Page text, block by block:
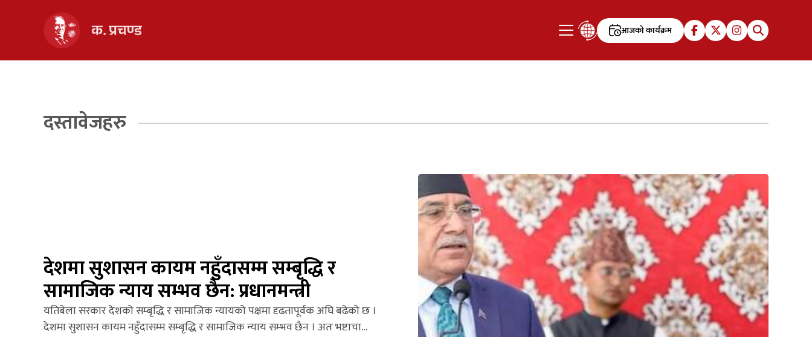
आजको कार्यक्रम
दस्तावेजहरु
देशमा सुशासन कायम नहुँदासम्म सम्बृद्धि र
सामाजिक न्याय सम्भव छैन: प्रधानमन्त्री
यतिबेला सरकार देशको सम्बृद्धि र सामाजिक न्यायको पक्षमा दृढतापूर्वक अघि बढेको छ ।
देशमा सुशासन कायम नहुँदासम्म सम्बृद्धि र सामाजिक न्याय सम्भव छैन । अतः भष्टाचा…